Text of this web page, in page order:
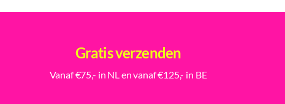
Gratis verzenden
Vanaf €75,- in NL en vanaf €125,- in BE